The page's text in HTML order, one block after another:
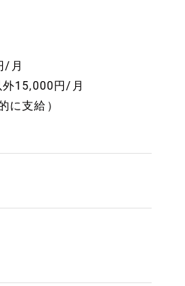
/月
15,000円/月
支給）